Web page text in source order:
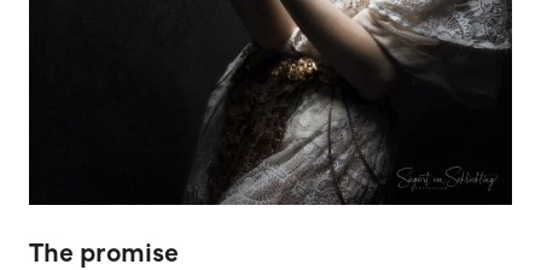
The promise